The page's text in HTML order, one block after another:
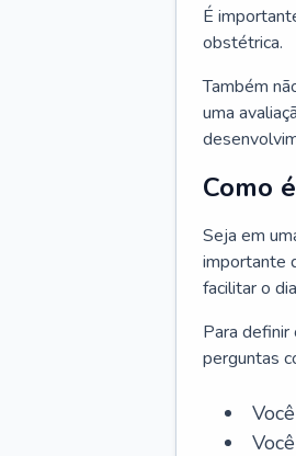
É
obstétrica.
Também
uma
Como
Seja em
importante
facilitar o
Para
perguntas